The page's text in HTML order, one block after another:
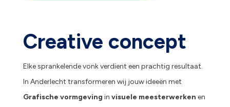
Creative concept
Elke sprankelende vonk verdient een prachtig resultaat.
In Anderlecht transformeren wij jouw ideeën met
Grafische vormgeving in visuele meesterwerken en